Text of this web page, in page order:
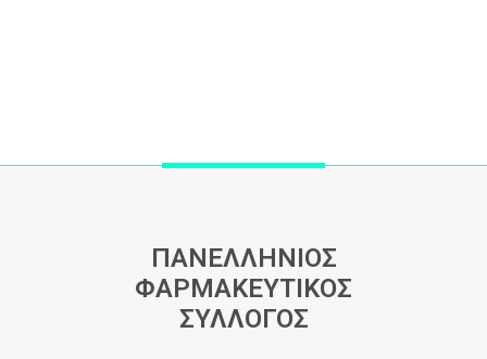
ΠΑΝΕΛΛΗΝΙΟΣ
ΦΑΡΜΑΚΕΥΤΙΚΟΣ
ΣΥΛΛΟΓΟΣ